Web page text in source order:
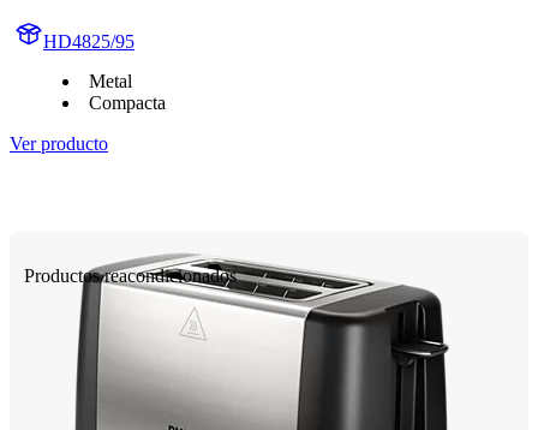
HD4825/95
Metal
Compacta
Ver producto
Productos reacondicionados